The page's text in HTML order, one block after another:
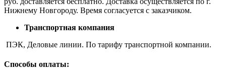
Нижнему Новгороду. Время согласуется с заказчиком.
Транспортная компания
ПЭК, Деловые линии. По тарифу транспортной компании.
Способы оплаты: